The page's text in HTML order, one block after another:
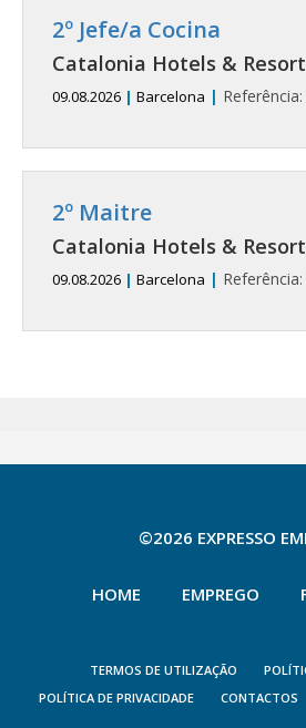
2º Jefe/a Cocina
Catalonia Hotels &
09.08.2026 | Barcelona | Referência:
2º Maitre
Catalonia Hotels &
09.08.2026 | Barcelona | Referência:
©2026 EXPRESSO
HOME EMPREGO
TERMOS DE UTILIZAÇÃO
POLÍTICA DE PRIVACIDADE
CONTACTOS